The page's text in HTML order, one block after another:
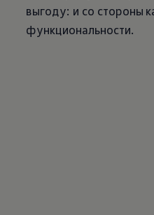
выгоду: и со стороны
функциональности.